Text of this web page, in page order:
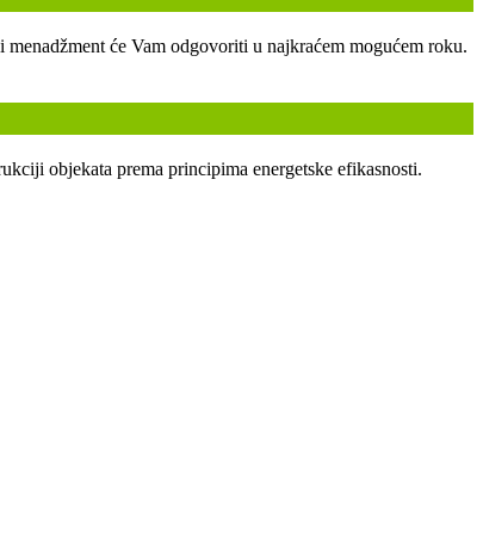
će Vam odgovoriti u najkraćem mogućem roku.
objekata prema principima energetske efikasnosti.